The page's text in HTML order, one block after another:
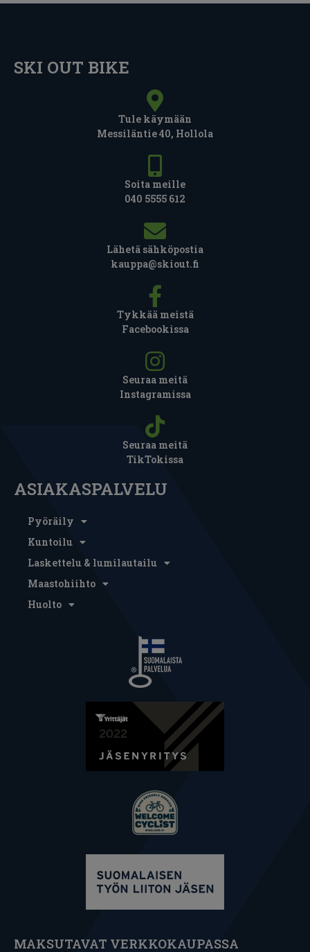
SKI OUT BIKE
Tule käymään
Messiläntie 40, Hollola
Soita meille
040 5555 612
Lähetä sähköpostia
kauppa@skiout.fi
Tykkää meistä
Facebookissa
Seuraa meitä
Instagramissa
Seuraa meitä
TikTokissa
ASIAKASPALVELU
Pyöräily
Kuntoilu
Laskettelu & lumilautailu
Maastohiihto
Huolto
MAKSUTAVAT VERKKOKAUPASSA